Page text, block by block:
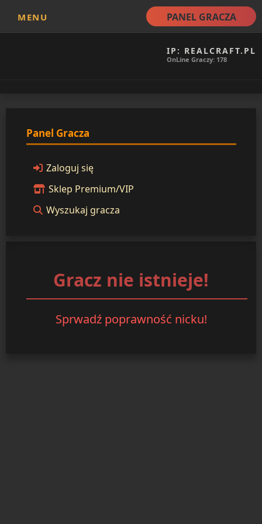
MENU PANEL GRACZA
IP: REALCRAFT.PL
OnLine Graczy: 178
Panel Gracza
Zaloguj się
Sklep Premium/VIP
Wyszukaj gracza
Gracz nie istnieje!
Sprwadź poprawność nicku!